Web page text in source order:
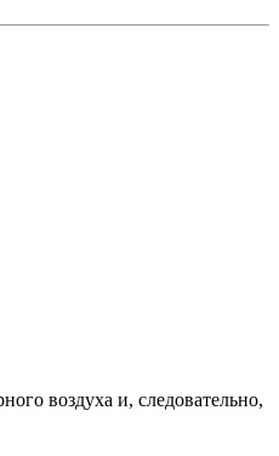
воздуха и, следовательно,